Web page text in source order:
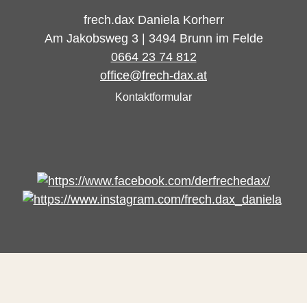
frech.dax Daniela Korherr
Am Jakobsweg 3 | 3494 Brunn im Felde
0664 23 74 812
office@frech-dax.at
Kontaktformular